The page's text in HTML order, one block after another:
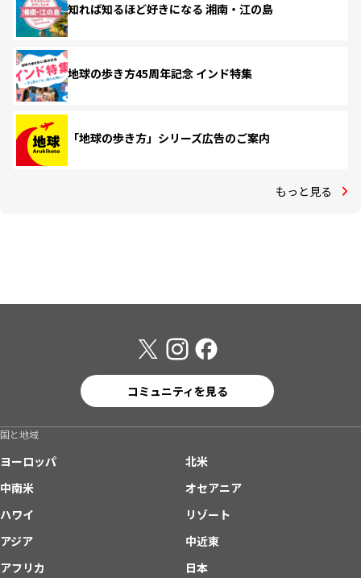
知れば知るほど好きになる 湘南・江の島
地球の歩き方45周年記念 インド特集
「地球の歩き方」シリーズ広告のご案内
もっと見る
コミュニティを見る
国と地域
ヨーロッパ
北米
中南米
オセアニア
ハワイ
リゾート
アジア
中近東
アフリカ
日本